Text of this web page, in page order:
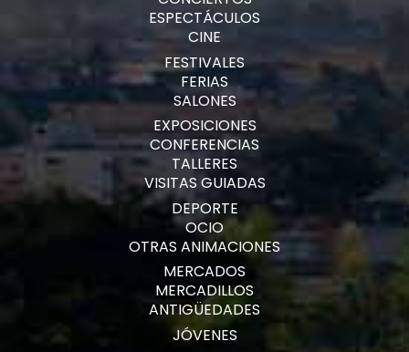
ESPECTÁCULOS
CINE
FESTIVALES
FERIAS
SALONES
EXPOSICIONES
CONFERENCIAS
TALLERES
VISITAS GUIADAS
DEPORTE
OCIO
OTRAS ANIMACIONES
MERCADOS
MERCADILLOS
ANTIGÜEDADES
JÓVENES